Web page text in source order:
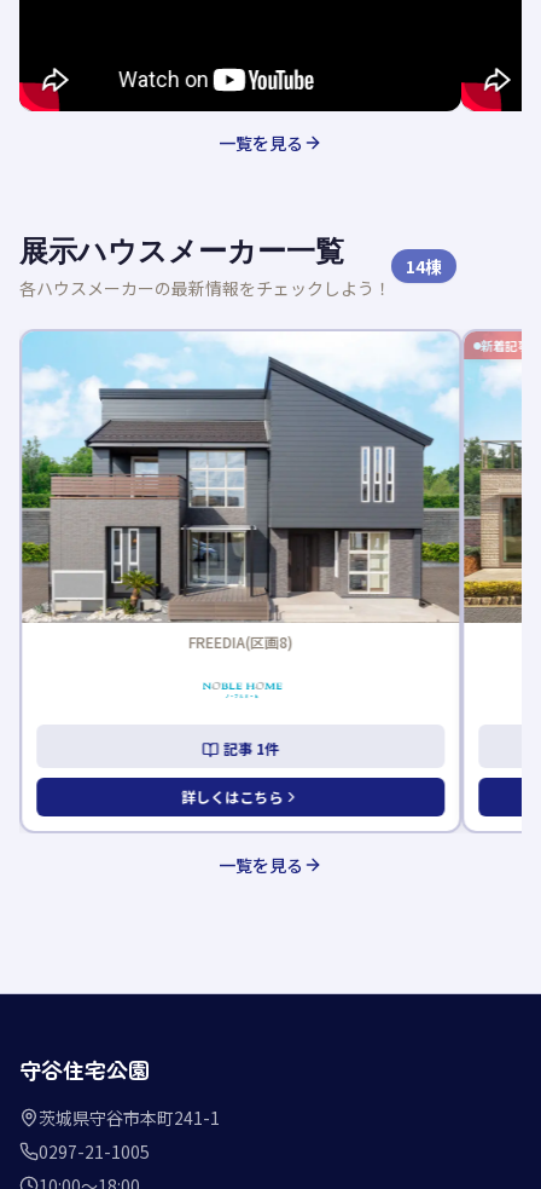
一覧を見る
展示ハウスメーカー一覧
各ハウスメーカーの最新情報をチェックしよう！
14棟
FREEDIA(区画8)
記事 1件
詳しくはこちら
新着記事
一覧を見る
守谷住宅公園
茨城県守谷市本町241-1
0297-21-1005